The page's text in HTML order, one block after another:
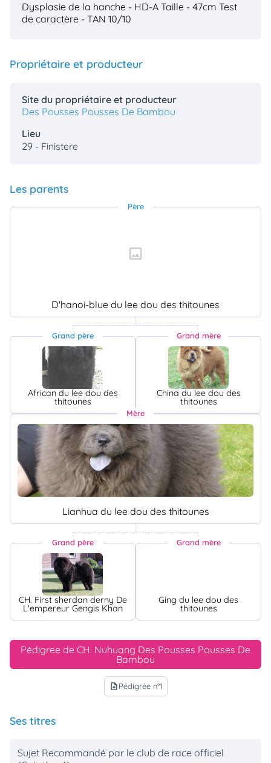
Dysplasie de la hanche - HD-A Taille - 47cm Test
de caractère - TAN 10/10
Propriétaire et producteur
Site du propriétaire et producteur
Des Pousses Pousses De Bambou
Lieu
29 - Finistere
Les parents
Père
D'hanoi-blue du lee dou des thitounes
Grand père
African du lee dou des
thitounes
Grand mère
China du lee dou des
thitounes
Mère
Lianhua du lee dou des thitounes
Grand père
CH. First sherdan derny De
L'empereur Gengis Khan
Grand mère
Ging du lee dou des
thitounes
Pédigree de CH. Nuhuang Des Pousses Pousses De
Bambou
upload_file Pédigrée n°1
Ses titres
Sujet Recommandé par le club de race officiel